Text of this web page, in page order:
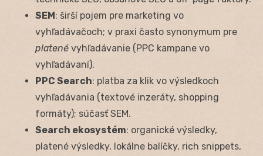
SEM: širší pojem pre marketing vo
vyhľadávačoch; v praxi často synonymum pre
platené vyhľadávanie (PPC kampane vo
vyhľadávaní).
PPC Search: platba za klik vo výsledkoch
vyhľadávania (textové inzeráty, shopping
formáty); súčasť SEM.
Search ekosystém: organické výsledky,
platené výsledky, lokálne balíčky, rich snippets,